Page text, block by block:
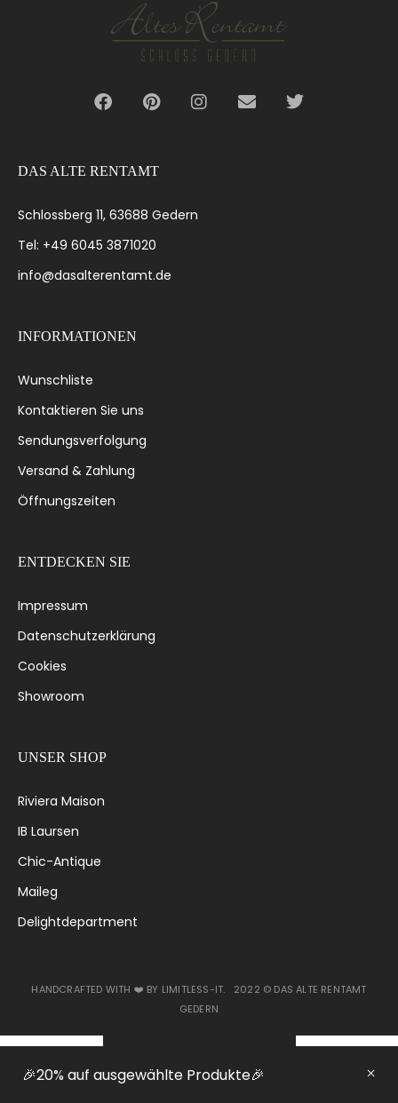
🎉20% auf ausgewählte Produkte🎉
DAS ALTE RENTAMT
Schlossberg 11, 63688 Gedern
Tel: +49 6045 3871020
info@dasalterentamt.de
INFORMATIONEN
Wunschliste
Kontaktieren Sie uns
Sendungsverfolgung
Versand & Zahlung
Öffnungszeiten
ENTDECKEN SIE
Impressum
Datenschutzerklärung
Cookies
Showroom
UNSER SHOP
Riviera Maison
IB Laursen
Chic-Antique
Maileg
Delightdepartment
HANDCRAFTED WITH ❤️ BY LIMITLESS-IT. 2022 © DAS ALTE RENTAMT
GEDERN